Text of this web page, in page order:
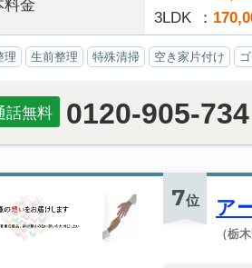
料金
3LDK
理 生前整理 特殊清掃 空き家片付け
話無料 0120-905-734
7位 ア
（栃